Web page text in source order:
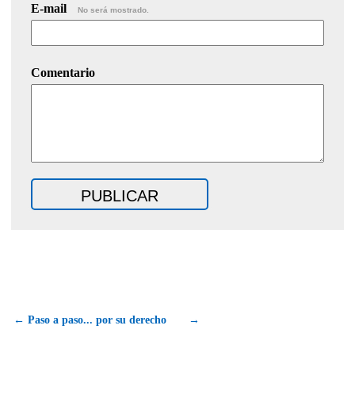
E-mail No será mostrado.
Comentario
← Paso a paso... por su derecho →